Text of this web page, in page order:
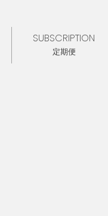
SUBSCRIPTION
定期便